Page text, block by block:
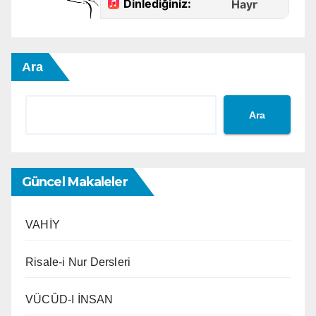
Ara
Ara
Güncel Makaleler
VAHİY
Risale-i Nur Dersleri
VÜCÛD-I İNSAN